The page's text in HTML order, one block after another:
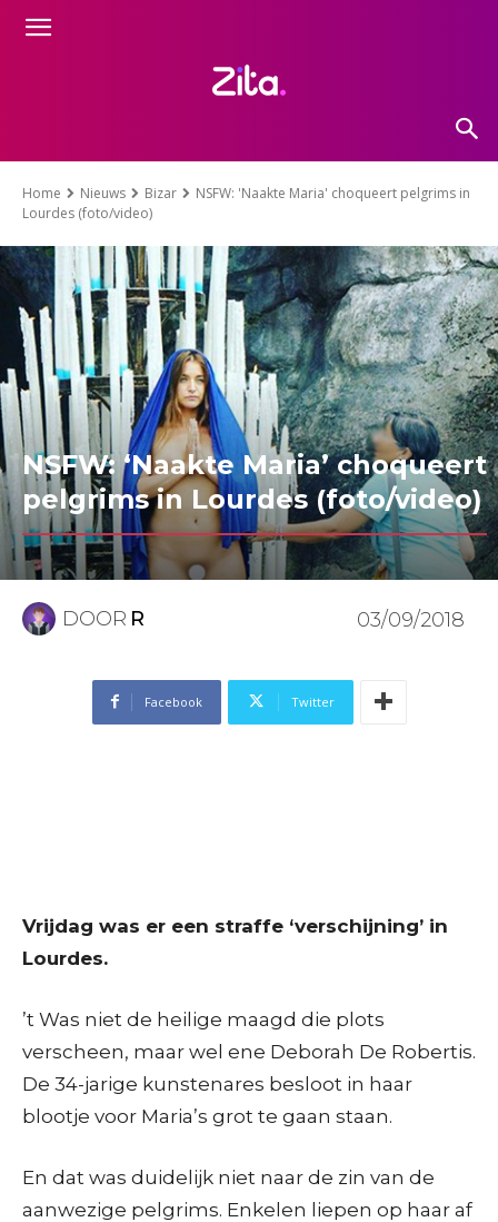
Home Nieuws Bizar
NSFW: 'Naakte Maria' choqueert pelgrims in
Lourdes (foto/video)
NSFW: ‘Naakte Maria’ choqueert
pelgrims in Lourdes (foto/video)
DOOR R 03/09/2018
Facebook Twitter
Vrijdag was er een straffe ‘verschijning’ in
Lourdes.
’t Was niet de heilige maagd die plots
verscheen, maar wel ene Deborah De Robertis.
De 34-jarige kunstenares besloot in haar
blootje voor Maria’s grot te gaan staan.
En dat was duidelijk niet naar de zin van de
aanwezige pelgrims. Enkelen liepen op haar af